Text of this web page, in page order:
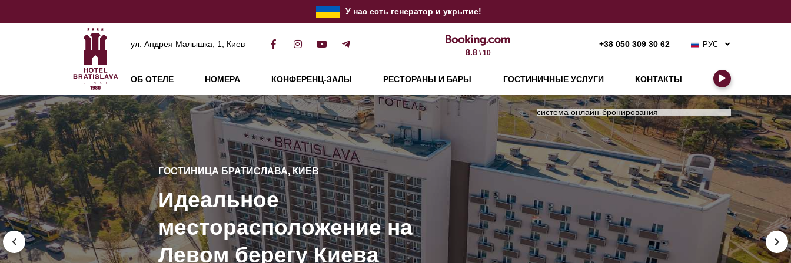
У нас есть генератор и укрытие!
ул. Андрея Малышка, 1, Киев
8.8\ 10
+38 050 309 30 62
РУС
ENG
ОБ ОТЕЛЕ НОМЕРА КОНФЕРЕНЦ-ЗАЛЫ РЕСТОРАНЫ И БАРЫ ГОСТИНИЧНЫЕ УСЛУГИ КОНТАКТЫ
ГОСТИНИЦА БРАТИСЛАВА, КИЕВ
335 комфортабельных
ГОСТИНИЦА БРАТИСЛАВА, КИЕВ
Идеальное
месторасположение на
Левом берегу Киева
ГОСТИНИЦА БРАТИСЛАВА, КИЕВ
Банкеты и корпоративы до
400 гостей
ГОСТИНИЦА БРАТИСЛАВА, КИЕВ
Технологические
конференции и
современное
оборудование
система онлайн-бронирования